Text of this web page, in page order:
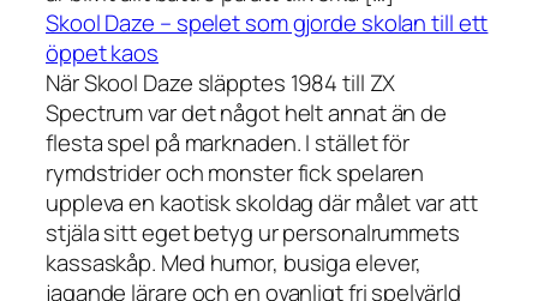
Skool Daze – spelet som gjorde skolan till ett
öppet kaos
När Skool Daze släpptes 1984 till ZX
Spectrum var det något helt annat än de
flesta spel på marknaden. I stället för
rymdstrider och monster fick spelaren
uppleva en kaotisk skoldag där målet var att
stjäla sitt eget betyg ur personalrummets
kassaskåp. Med humor, busiga elever,
jagande lärare och en ovanligt fri spelvärld